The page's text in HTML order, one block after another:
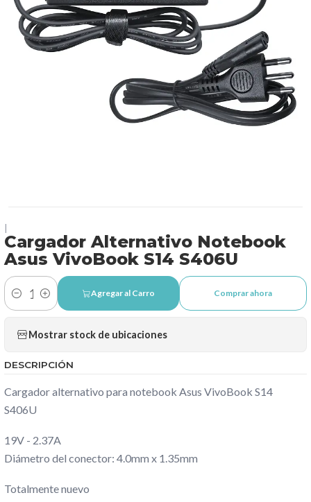
Cargador Alternativo Notebook
Asus VivoBook S14 S406U
Cantidad
Agregar al Carro Comprar ahora
Mostrar stock de ubicaciones
DESCRIPCIÓN
Cargador alternativo para notebook Asus VivoBook S14
S406U
19V - 2.37A
Diámetro del conector: 4.0mm x 1.35mm
Totalmente nuevo